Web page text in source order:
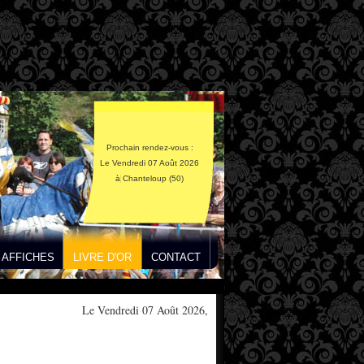
Prochain rendez-vous :
Le Vendredi 07 Août 2026
à Chanteloup (50)
AFFICHES LIVRE D'OR CONTACT
Le Vendredi 07 Août 2026,